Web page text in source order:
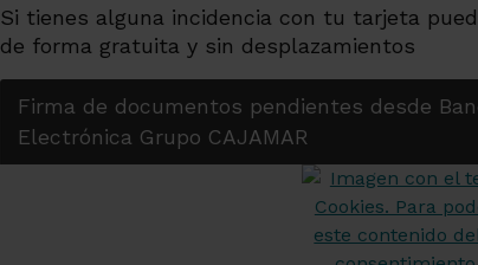
Si tienes alguna incidencia con tu tarjeta
de forma gratuita y sin desplazamientos
Firma de documentos pendientes desde
Electrónica Grupo CAJAMAR